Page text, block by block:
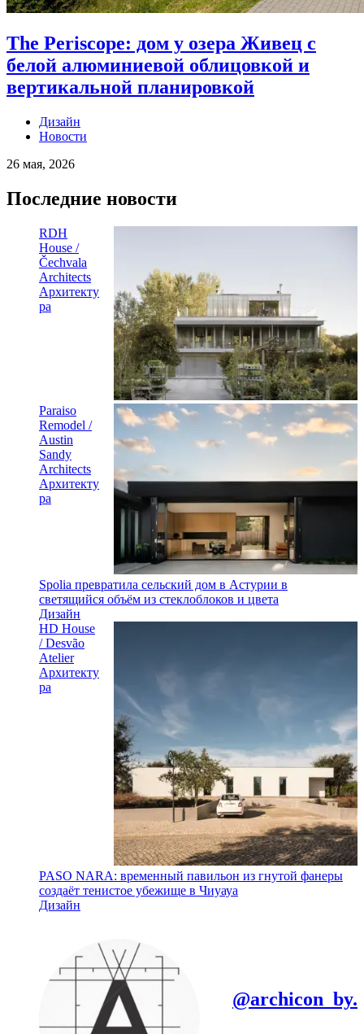
The Periscope: дом у озера Живец с
белой алюминиевой облицовкой и
вертикальной планировкой
Дизайн
Новости
26 мая, 2026
Последние новости
RDH
House /
Čechvala
Architects
Архитекту
ра
Paraiso
Remodel /
Austin
Sandy
Architects
Архитекту
ра
Spolia превратила сельский дом в Астурии в
светящийся объём из стеклоблоков и цвета
Дизайн
HD House
/ Desvão
Atelier
Архитекту
ра
PASO NARA: временный павильон из гнутой фанеры
создаёт тенистое убежище в Чиуауа
Дизайн
@archicon_by.